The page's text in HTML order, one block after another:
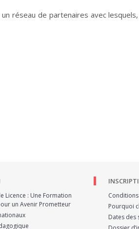
réseau de partenaires avec
Licence : Une Formation
un Avenir Prometteur
Pourquoi
Dates des